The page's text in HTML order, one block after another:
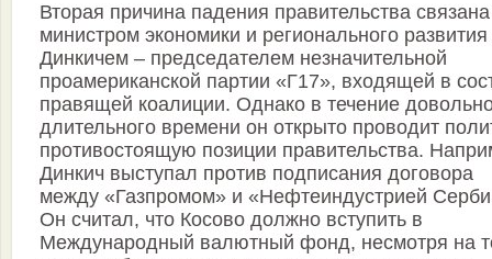
Вторая причина падения правительства
министром экономики и регионального
Динкичем – председателем незначительной
проамериканской партии «Г17», входящей в
правящей коалиции. Однако в течение
длительного времени он открыто проводит
противостоящую позиции правительства.
Динкич выступал против подписания договора
между «Газпромом» и «Нефтеиндустрией
Он считал, что Косово должно вступить в
Международный валютный фонд, несмотря на